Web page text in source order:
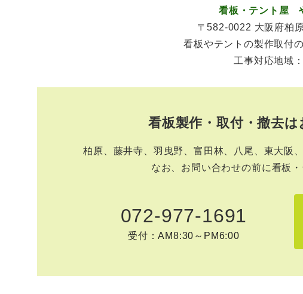
看板・テント屋
〒582-0022 大阪府柏
看板やテントの製作取付
工事対応地域
看板製作・取付・撤去は
柏原、藤井寺、羽曳野、富田林、八尾、東大阪
なお、お問い合わせの前に看板
072-977-1691
受付：AM8:30～PM6:00